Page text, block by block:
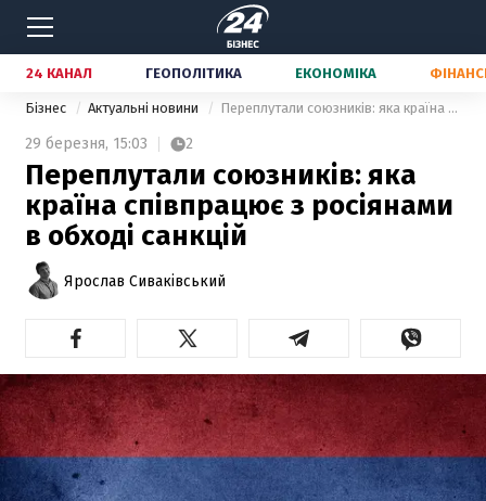
24 КАНАЛ ГЕОПОЛІТИКА ЕКОНОМІКА
Бізнес Актуальні новини Переплутали союзників: яка країна співпрацює з росіянами в обході санкцій
29 березня, 15:03 2
Переплутали союзників: яка
країна співпрацює з росіянами
в обході санкцій
Ярослав Сиваківський